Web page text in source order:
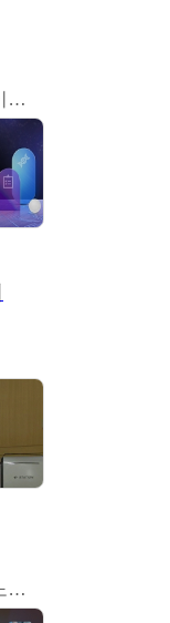
이태연
노원정